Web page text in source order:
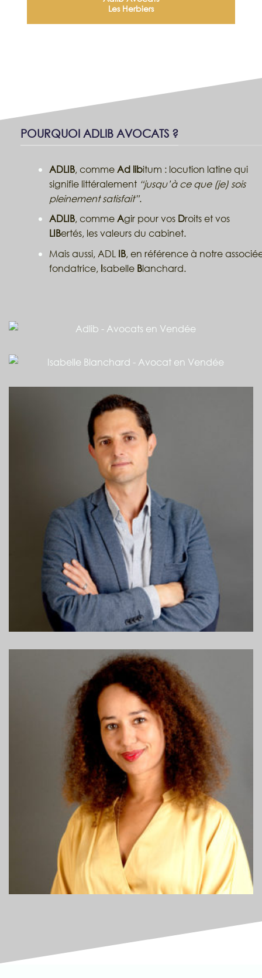
Les Herbiers
POURQUOI ADLIB AVOCATS ?
ADLIB, commeAd libitum : locution latine qui
signifie littéralement “jusqu’à ce que (je) sois
pleinement satisfait”.
ADLIB, commeAgir pour vos Droits et vos
LIBertés, les valeurs du cabinet.
Mais aussi, ADL IB, en référence à notre
fondatrice, Isabelle Blanchard.